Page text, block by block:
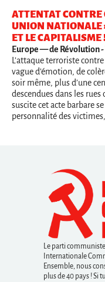
ATTENTAT CONTRE
UNION NATIONALE
ET LE CAPITALISME
Europe— de Révolution -
L’attaque terroriste
vague d’émotion, de
soir même, plus d’une
descendues dans les
suscite cet acte barbare
personnalité des
Le parti
Internationale
Ensemble, nous
plus de 40 pays ! Si